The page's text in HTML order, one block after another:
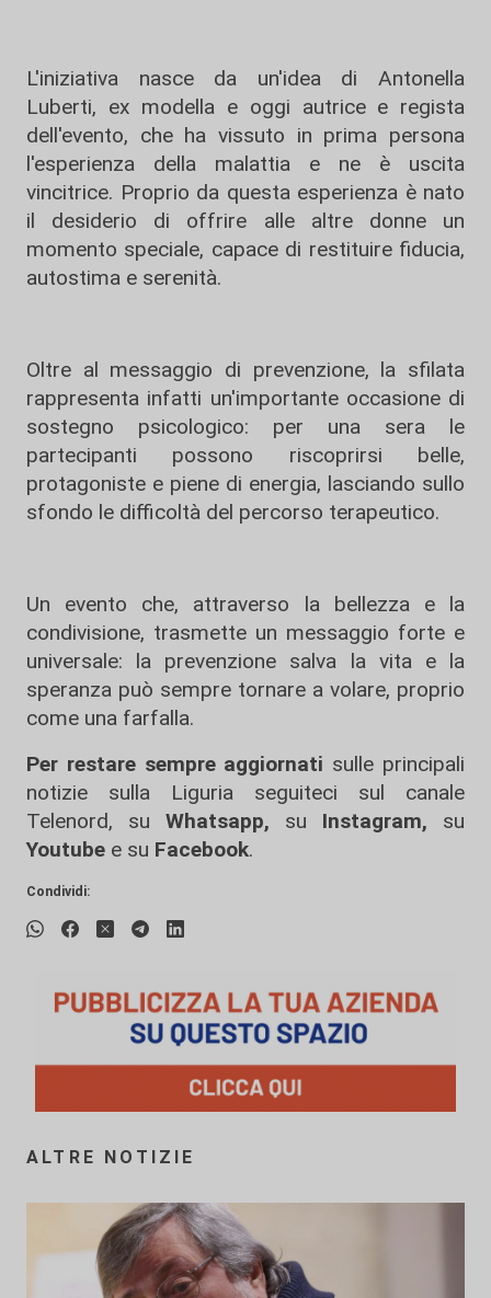
L'iniziativa nasce da un'idea di Antonella
Luberti, ex modella e oggi autrice e regista
dell'evento, che ha vissuto in prima persona
l'esperienza della malattia e ne è uscita
vincitrice. Proprio da questa esperienza è nato
il desiderio di offrire alle altre donne un
momento speciale, capace di restituire fiducia,
autostima e serenità.
Oltre al messaggio di prevenzione, la sfilata
rappresenta infatti un'importante occasione di
sostegno psicologico: per una sera le
partecipanti possono riscoprirsi belle,
protagoniste e piene di energia, lasciando sullo
sfondo le difficoltà del percorso terapeutico.
Un evento che, attraverso la bellezza e la
condivisione, trasmette un messaggio forte e
universale: la prevenzione salva la vita e la
speranza può sempre tornare a volare, proprio
come una farfalla.
Per restare sempre aggiornati sulle principali
notizie sulla Liguria seguiteci sul canale
Telenord, su
Whatsapp, su Instagram, su
Youtube e su Facebook.
Condividi:
ALTRE NOTIZIE